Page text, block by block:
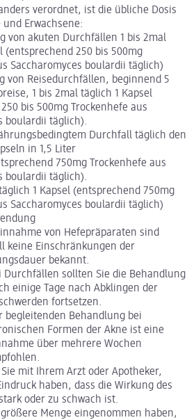
verordnet, ist die übliche Dosis
Erwachsene:
von akuten Durchfällen 1 bis 2mal
(entsprechend 250 bis 500mg
Saccharomyces boulardii täglich)
von Reisedurchfällen, beginnend 5
1 bis 2mal täglich 1 Kapsel
bis 500mg Trockenhefe aus
boulardii täglich).
Durchfall täglich den
in 1,5 Liter
750mg Trockenhefe aus
boulardii täglich).
1 Kapsel (entsprechend 750mg
Saccharomyces boulardii täglich)
von Hefepräparaten sind
keine Einschränkungen der
bekannt.
Durchfällen sollten Sie die Behandlung
einige Tage nach Abklingen der
fortsetzen.
begleitenden Behandlung bei
Formen der Akne ist eine
über mehrere Wochen
mit Ihrem Arzt oder Apotheker,
haben, dass die Wirkung des
oder zu schwach ist.
Menge eingenommen haben,